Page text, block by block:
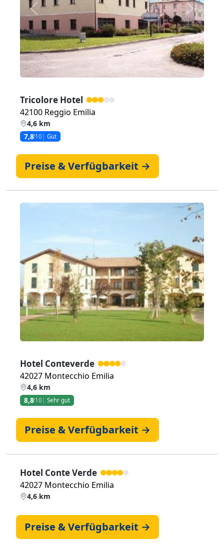
Zurück Weiter
Tricolore Hotel
42100 Reggio Emilia
4,6 km
7,8/10 Gut
Preise & Verfügbarkeit →
Zurück Weiter
Hotel Conteverde
42027 Montecchio Emilia
4,6 km
8,8/10 Sehr gut
Preise & Verfügbarkeit →
Hotel Conte Verde
42027 Montecchio Emilia
4,6 km
Preise & Verfügbarkeit →